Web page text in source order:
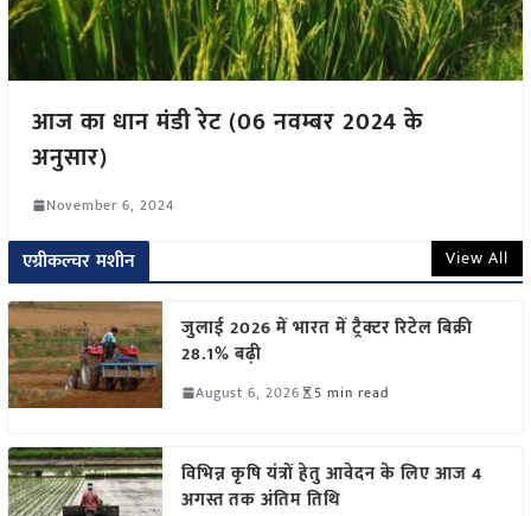
आज का धान मंडी रेट (06 नवम्बर 2024 के
अनुसार)
November 6, 2024
एग्रीकल्चर मशीन View All
जुलाई 2026 में भारत में ट्रैक्टर रिटेल बिक्री
28.1% बढ़ी
August 6, 2026 5 min read
विभिन्न कृषि यंत्रों हेतु आवेदन के लिए आज 4
अगस्त तक अंतिम तिथि